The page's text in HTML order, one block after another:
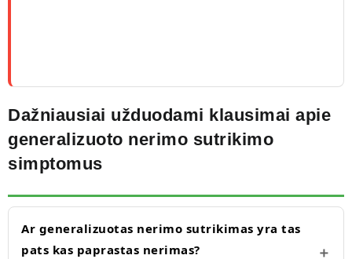
Dažniausiai užduodami klausimai apie
generalizuoto nerimo sutrikimo
simptomus
Ar generalizuotas nerimo sutrikimas yra tas
pats kas paprastas nerimas?